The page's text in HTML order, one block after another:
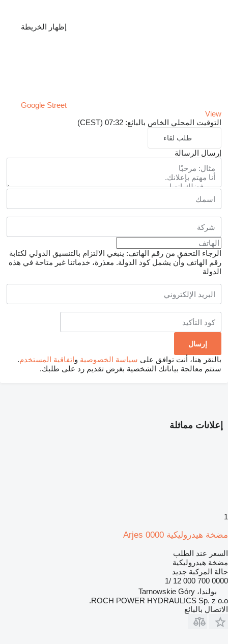
إظهار الخريطة
Google Street
View
التوقيت المحلي الخاص بالبائع: 07:32 (CEST)
طلب لقاء
إرسال الرسالة
الرجاء التحقق من رقم الهاتف: ينبغي الالتزام بالتنسيق الدولي لكتابة
رقم الهاتف وأن يشمل كود الدولة. معذرة، خدماتنا غير متاحة في هذه
الدولة
بالنقر هنا، أنت توافق على سياسة الخصوصية واتفاقية المستخدم.
ستتم معالجة بياناتك الشخصية بغرض تقديم رد على طلبك.
إعلانات مماثلة
1
مضخة هيدروليكية Arjes 0000
السعر عند الطلب
مضخة هيدروليكية
حالة المركبة جديد
0000 700 000 12 /1
بولندا، Tarnowskie Góry
ROCH POWER HYDRAULICS Sp. z o.o.
الاتصال بالبائع